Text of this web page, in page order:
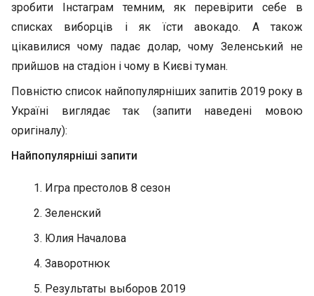
зробити Інстаграм темним, як перевірити себе в
списках виборців і як їсти авокадо. А також
цікавилися чому падає долар, чому Зеленський не
прийшов на стадіон і чому в Києві туман.
Повністю список найпопулярніших запитів 2019 року в
Україні виглядає так (запити наведені мовою
оригіналу):
Найпопулярніші запити
Игра престолов 8 сезон
Зеленский
Юлия Началова
Заворотнюк
Результаты выборов 2019